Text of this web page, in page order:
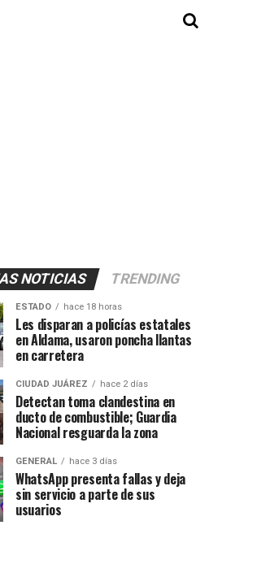
NOTICIAS TRENDING
ESTADO hace 18 horas
Les disparan a policías estatales
en Aldama, usaron poncha llantas
en carretera
CIUDAD JUÁREZ hace 2 días
Detectan toma clandestina en
ducto de combustible; Guardia
Nacional resguarda la zona
GENERAL hace 3 días
WhatsApp presenta fallas y deja
sin servicio a parte de sus
usuarios